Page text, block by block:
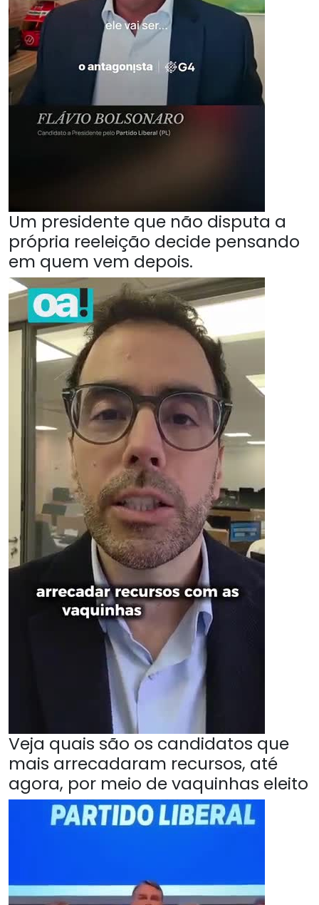
Um presidente que não disputa a
própria reeleição decide pensando
em quem vem depois.
Veja quais são os candidatos que
mais arrecadaram recursos, até
agora, por meio de vaquinhas eleito